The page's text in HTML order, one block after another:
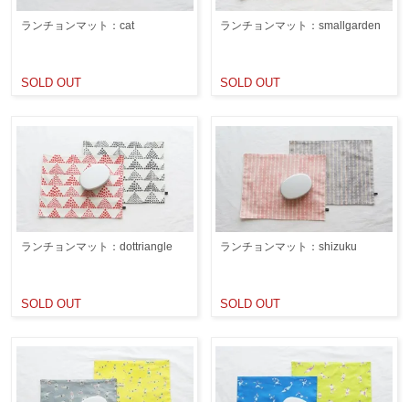
ランチョンマット：cat
SOLD OUT
ランチョンマット：smallgarden
SOLD OUT
ランチョンマット：dottriangle
SOLD OUT
ランチョンマット：shizuku
SOLD OUT